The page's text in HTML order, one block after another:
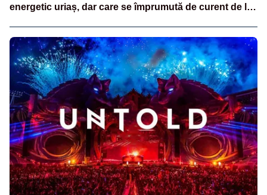
energetic uriaș, dar care se împrumută de curent de la